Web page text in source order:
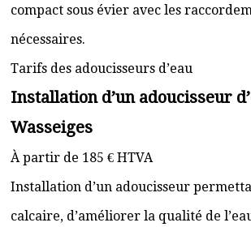
compact sous évier avec les
nécessaires.
Tarifs des adoucisseurs d’eau
Installation d’un adoucisseur
Wasseiges
À partir de 185 € HTVA
Installation d’un adoucisseur
calcaire, d’améliorer la qualité de